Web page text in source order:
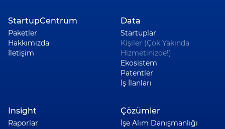
StartupCentrum
Paketler
Hakkımızda
İletişim
Data
Startuplar
Kişiler (Çok Yakında
Hizmetinizde!)
Ekosistem
Patentler
İş İlanları
Insight
Raporlar
Çözümler
İşe Alım Danışmanlığı